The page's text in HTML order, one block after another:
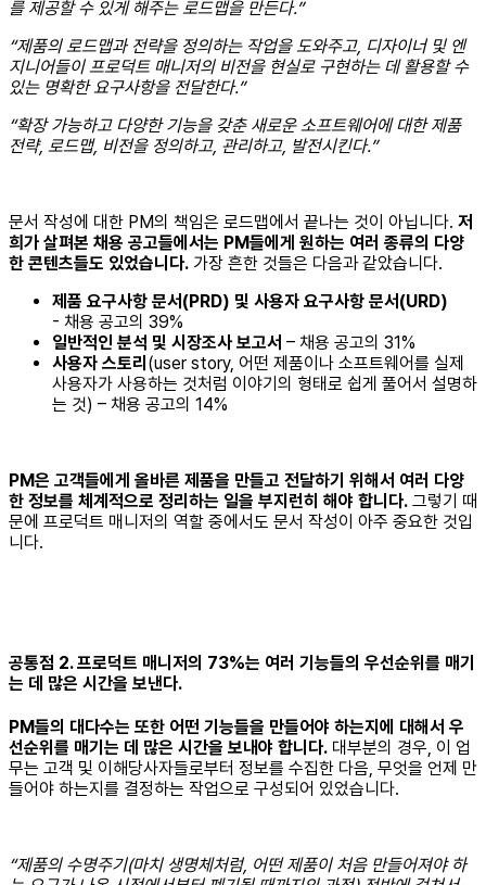
를 제공할 수 있게 해주는 로드맵을 만든다.”
“제품의 로드맵과 전략을 정의하는 작업을 도와주고, 디자이너 및 엔
지니어들이 프로덕트 매니저의 비전을 현실로 구현하는 데 활용할 수
있는 명확한 요구사항을 전달한다.”
“확장 가능하고 다양한 기능을 갖춘 새로운 소프트웨어에 대한 제품
전략, 로드맵, 비전을 정의하고, 관리하고, 발전시킨다.”
문서 작성에 대한 PM의 책임은 로드맵에서 끝나는 것이 아닙니다. 저
희가 살펴본 채용 공고들에서는 PM들에게 원하는 여러 종류의 다양
한 콘텐츠들도 있었습니다. 가장 흔한 것들은 다음과 같았습니다.
제품 요구사항 문서(PRD) 및 사용자 요구사항 문서(URD)
- 채용 공고의 39%
일반적인 분석 및 시장조사 보고서 – 채용 공고의 31%
사용자 스토리 (user story, 어떤 제품이나 소프트웨어를 실제
사용자가 사용하는 것처럼 이야기의 형태로 쉽게 풀어서 설명하
는 것) – 채용 공고의 14%
PM은 고객들에게 올바른 제품을 만들고 전달하기 위해서 여러 다양
한 정보를 체계적으로 정리하는 일을 부지런히 해야 합니다. 그렇기 때
문에 프로덕트 매니저의 역할 중에서도 문서 작성이 아주 중요한 것입
니다.
공통점 2. 프로덕트 매니저의 73%는 여러 기능들의 우선순위를 매기
는 데 많은 시간을 보낸다.
PM들의 대다수는 또한 어떤 기능들을 만들어야 하는지에 대해서 우
선순위를 매기는 데 많은 시간을 보내야 합니다. 대부분의 경우, 이 업
무는 고객 및 이해당사자들로부터 정보를 수집한 다음, 무엇을 언제 만
들어야 하는지를 결정하는 작업으로 구성되어 있었습니다.
“제품의 수명주기(마치 생명체처럼, 어떤 제품이 처음 만들어져야 하